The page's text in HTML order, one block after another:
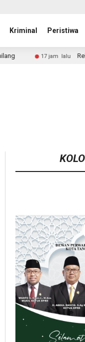
Kriminal Peristiwa
Jembatan TMMD Ke-